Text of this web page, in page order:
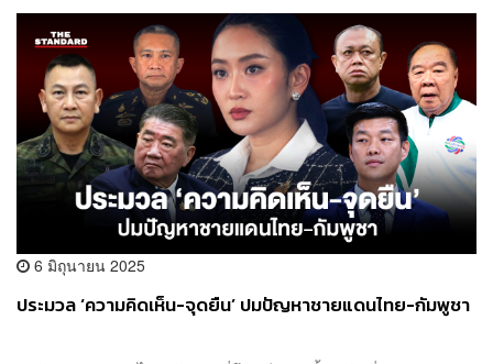
6 มิถุนายน 2025
ประมวล ‘ความคิดเห็น-จุดยืน’ ปมปัญหาชายแดนไทย-กัมพูชา